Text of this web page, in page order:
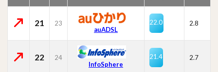
21
23
auADSL
22.0 2.8
22
24
InfoSphere
21.4 2.7